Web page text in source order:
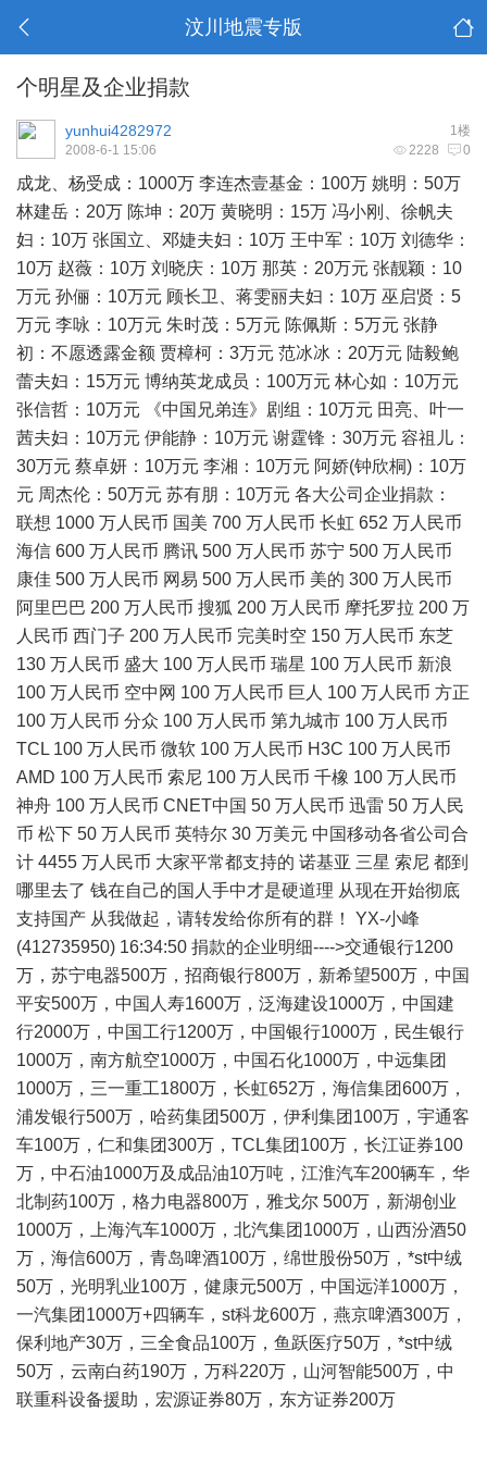
汶川地震专版
个明星及企业捐款
1楼
yunhui4282972
2228 0
2008-6-1 15:06
成龙、杨受成：1000万 李连杰壹基金：100万 姚明：50万
林建岳：20万 陈坤：20万 黄晓明：15万 冯小刚、徐帆夫
妇：10万 张国立、邓婕夫妇：10万 王中军：10万 刘德华：
10万 赵薇：10万 刘晓庆：10万 那英：20万元 张靓颖：10
万元 孙俪：10万元 顾长卫、蒋雯丽夫妇：10万 巫启贤：5
万元 李咏：10万元 朱时茂：5万元 陈佩斯：5万元 张静
初：不愿透露金额 贾樟柯：3万元 范冰冰：20万元 陆毅鲍
蕾夫妇：15万元 博纳英龙成员：100万元 林心如：10万元
张信哲：10万元 《中国兄弟连》剧组：10万元 田亮、叶一
茜夫妇：10万元 伊能静：10万元 谢霆锋：30万元 容祖儿：
30万元 蔡卓妍：10万元 李湘：10万元 阿娇(钟欣桐)：10万
元 周杰伦：50万元 苏有朋：10万元 各大公司企业捐款：
联想 1000 万人民币 国美 700 万人民币 长虹 652 万人民币
海信 600 万人民币 腾讯 500 万人民币 苏宁 500 万人民币
康佳 500 万人民币 网易 500 万人民币 美的 300 万人民币
阿里巴巴 200 万人民币 搜狐 200 万人民币 摩托罗拉 200 万
人民币 西门子 200 万人民币 完美时空 150 万人民币 东芝
130 万人民币 盛大 100 万人民币 瑞星 100 万人民币 新浪
100 万人民币 空中网 100 万人民币 巨人 100 万人民币 方正
100 万人民币 分众 100 万人民币 第九城市 100 万人民币
TCL 100 万人民币 微软 100 万人民币 H3C 100 万人民币
AMD 100 万人民币 索尼 100 万人民币 千橡 100 万人民币
神舟 100 万人民币 CNET中国 50 万人民币 迅雷 50 万人民
币 松下 50 万人民币 英特尔 30 万美元 中国移动各省公司合
计 4455 万人民币 大家平常都支持的 诺基亚 三星 索尼 都到
哪里去了 钱在自己的国人手中才是硬道理 从现在开始彻底
支持国产 从我做起，请转发给你所有的群！ YX-小峰
(412735950) 16:34:50 捐款的企业明细---->交通银行1200
万，苏宁电器500万，招商银行800万，新希望500万，中国
平安500万，中国人寿1600万，泛海建设1000万，中国建
行2000万，中国工行1200万，中国银行1000万，民生银行
1000万，南方航空1000万，中国石化1000万，中远集团
1000万，三一重工1800万，长虹652万，海信集团600万，
浦发银行500万，哈药集团500万，伊利集团100万，宇通客
车100万，仁和集团300万，TCL集团100万，长江证券100
万，中石油1000万及成品油10万吨，江淮汽车200辆车，华
北制药100万，格力电器800万，雅戈尔 500万，新湖创业
1000万，上海汽车1000万，北汽集团1000万，山西汾酒50
万，海信600万，青岛啤酒100万，绵世股份50万，*st中绒
50万，光明乳业100万，健康元500万，中国远洋1000万，
一汽集团1000万+四辆车，st科龙600万，燕京啤酒300万，
保利地产30万，三全食品100万，鱼跃医疗50万，*st中绒
50万，云南白药190万，万科220万，山河智能500万，中
联重科设备援助，宏源证券80万，东方证券200万